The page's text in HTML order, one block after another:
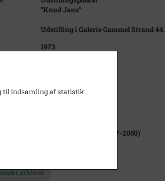
"Knud Jans"
Udstilling i Galerie Gammel Strand 44.
1973
Dragør Kommune (2007-2050)
arkivet
til indsamling af statistik.